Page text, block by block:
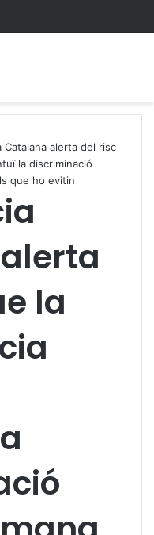
Catalana alerta del risc
la discriminació
que ho evitin
la